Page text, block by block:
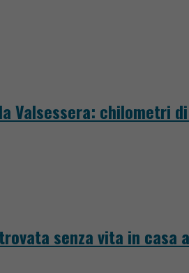
chilometri di
senza vita in casa